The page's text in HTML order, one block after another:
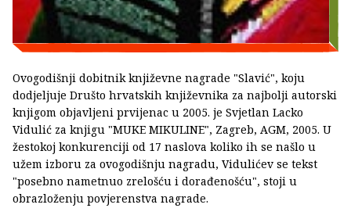
Ovogodišnji dobitnik književne nagrade "Slavić", koju
dodjeljuje Društo hrvatskih književnika za najbolji autorski
knjigom objavljeni prvijenac u 2005. je Svjetlan Lacko
Vidulić za knjigu "MUKE MIKULINE", Zagreb, AGM, 2005. U
žestokoj konkurenciji od 17 naslova koliko ih se našlo u
užem izboru za ovogodišnju nagradu, Vidulićev se tekst
"posebno nametnuo zrelošću i dorađenošću", stoji u
obrazloženju povjerenstva nagrade.